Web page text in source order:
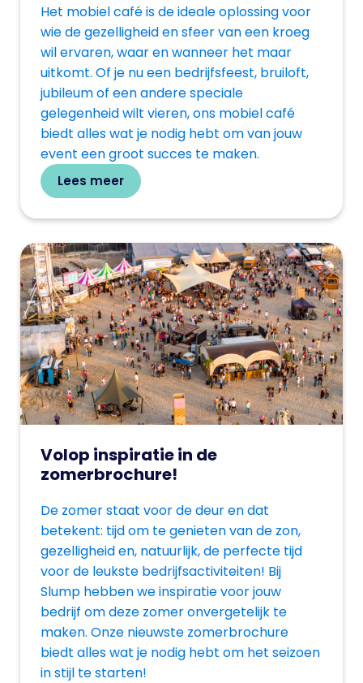
Het mobiel café is de ideale oplossing voor
wie de gezelligheid en sfeer van een kroeg
wil ervaren, waar en wanneer het maar
uitkomt. Of je nu een bedrijfsfeest, bruiloft,
jubileum of een andere speciale
gelegenheid wilt vieren, ons mobiel café
biedt alles wat je nodig hebt om van jouw
event een groot succes te maken.
Lees meer
Volop inspiratie in de
zomerbrochure!
De zomer staat voor de deur en dat
betekent: tijd om te genieten van de zon,
gezelligheid en, natuurlijk, de perfecte tijd
voor de leukste bedrijfsactiviteiten! Bij
Slump hebben we inspiratie voor jouw
bedrijf om deze zomer onvergetelijk te
maken. Onze nieuwste zomerbrochure
biedt alles wat je nodig hebt om het seizoen
in stijl te starten!